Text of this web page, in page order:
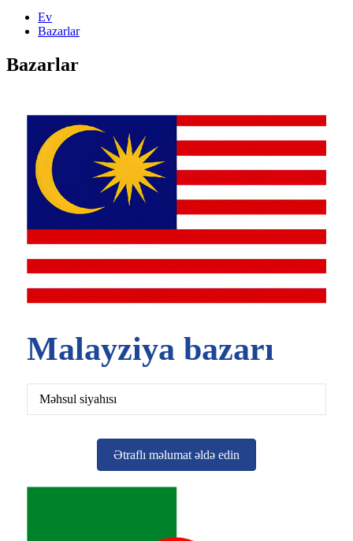
Ev
Bazarlar
Bazarlar
Malayziya bazarı
Məhsul siyahısı
Ətraflı məlumat əldə edin